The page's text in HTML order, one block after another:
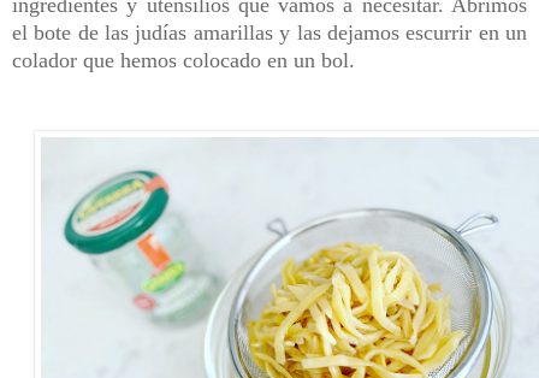
el bote de las judías amarillas y las dejamos escurrir en un
colador que hemos colocado en un bol.